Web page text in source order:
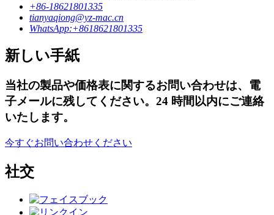
+86-18621801335
tianyaqiong@yz-mac.cn
WhatsApp:+8618621801335
新しい手紙
当社の製品や価格表に関するお問い合わせは、電
子メールに残してください。24 時間以内にご連絡
いたします。
今すぐお問い合わせください
社交